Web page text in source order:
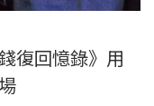
復回憶錄》用